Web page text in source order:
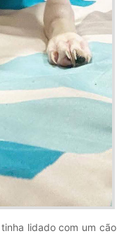
lidado com um cão